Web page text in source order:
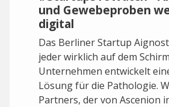
und Gewebeproben
digital
Das Berliner Startup
jeder wirklich auf dem
Unternehmen entwickelt
Lösung für die Pathologie.
Partners, der von Ascenion